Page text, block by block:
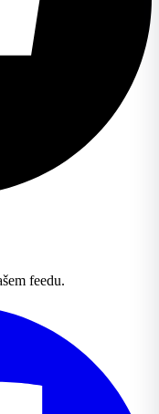
feedu.